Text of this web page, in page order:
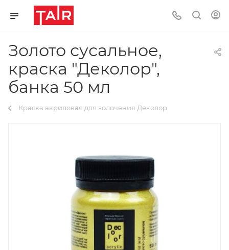
Золото сусальное,
краска "Деколор",
банка 50 мл
Краска акриловая для золочения Деколор